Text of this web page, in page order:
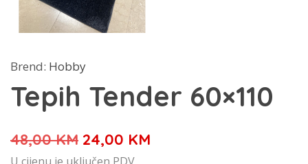
Brend: Hobby
Tepih Tender 60×110
48,00KM Izvorna
cijena
24,00 KM